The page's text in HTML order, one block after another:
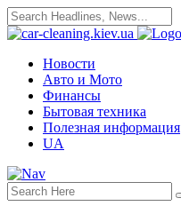
Новости
Авто и Мото
Финансы
Бытовая техника
Полезная информация
UA